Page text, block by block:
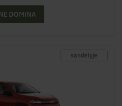
DOMINA
sandėlyje